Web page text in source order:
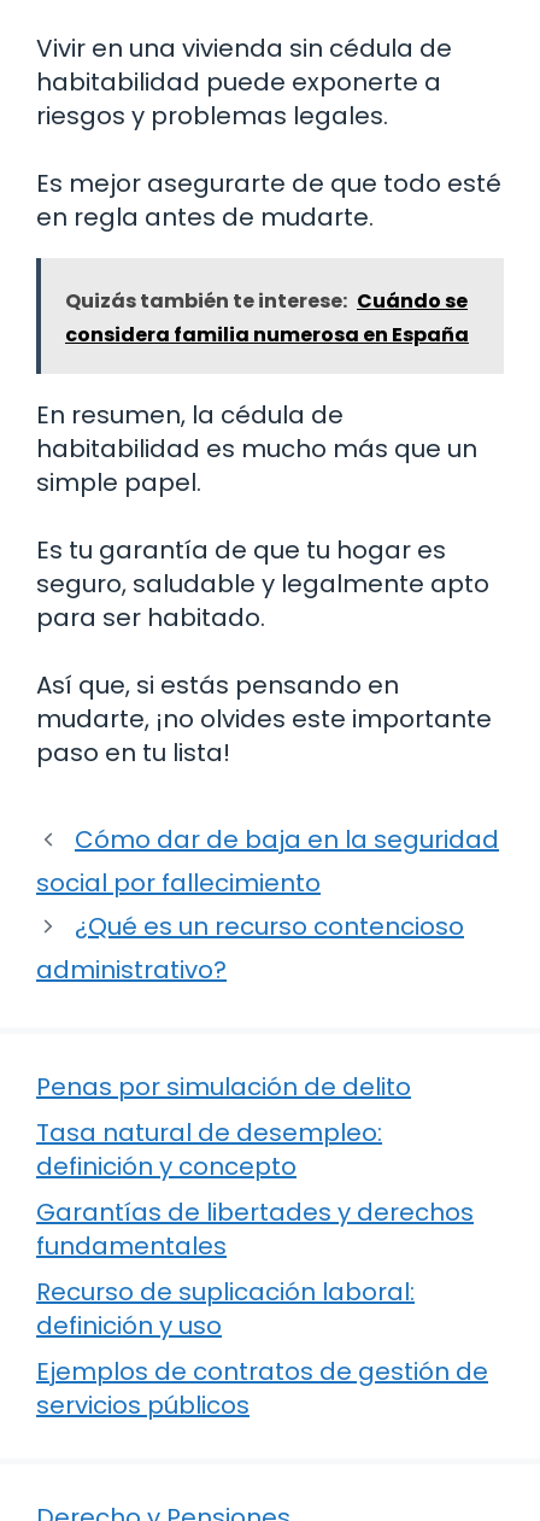
Vivir en una vivienda sin cédula de
habitabilidad puede exponerte a
riesgos y problemas legales.
Es mejor asegurarte de que todo esté
en regla antes de mudarte.
Quizás también te interese: Cuándo se
considera familia numerosa en España
En resumen, la cédula de
habitabilidad es mucho más que un
simple papel.
Es tu garantía de que tu hogar es
seguro, saludable y legalmente apto
para ser habitado.
Así que, si estás pensando en
mudarte, ¡no olvides este importante
paso en tu lista!
Cómo dar de baja en la seguridad
social por fallecimiento
¿Qué es un recurso contencioso
administrativo?
Penas por simulación de delito
Tasa natural de desempleo:
definición y concepto
Garantías de libertades y derechos
fundamentales
Recurso de suplicación laboral:
definición y uso
Ejemplos de contratos de gestión de
servicios públicos